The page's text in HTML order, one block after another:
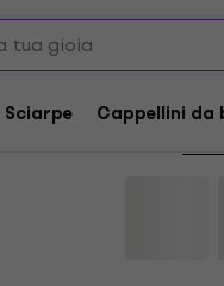
Sciarpe Cappellini da
Johnny